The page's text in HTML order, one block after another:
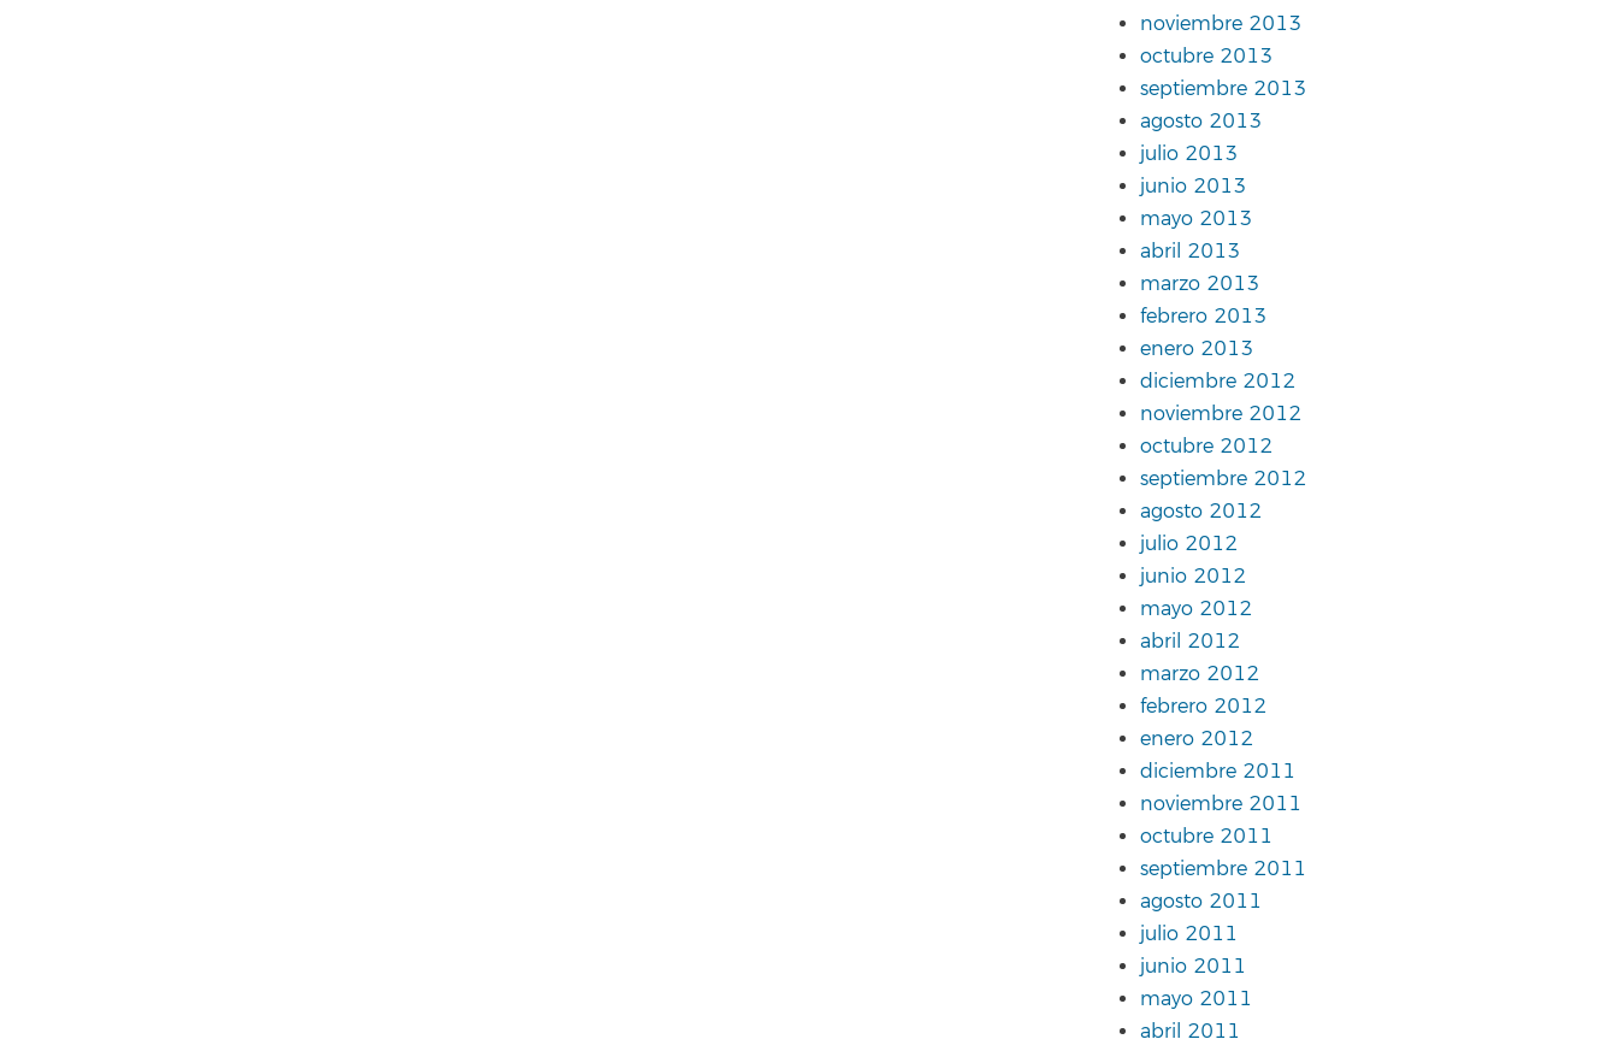
noviembre 2013
octubre 2013
septiembre 2013
agosto 2013
julio 2013
junio 2013
mayo 2013
abril 2013
marzo 2013
febrero 2013
enero 2013
diciembre 2012
noviembre 2012
octubre 2012
septiembre 2012
agosto 2012
julio 2012
junio 2012
mayo 2012
abril 2012
marzo 2012
febrero 2012
enero 2012
diciembre 2011
noviembre 2011
octubre 2011
septiembre 2011
agosto 2011
julio 2011
junio 2011
mayo 2011
abril 2011